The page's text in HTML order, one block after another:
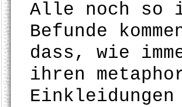
Alle noch so
Befunde
dass, wie
ihren
Einkleidungen